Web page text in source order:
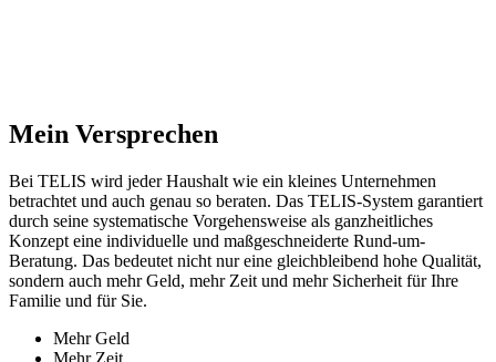
Mein Versprechen
Bei TELIS wird jeder Haushalt wie ein kleines Unternehmen
betrachtet und auch genau so beraten. Das TELIS-System garantiert
durch seine systematische Vorgehensweise als ganzheitliches
Konzept eine individuelle und maßgeschneiderte Rund-um-
Beratung. Das bedeutet nicht nur eine gleichbleibend hohe Qualität,
sondern auch mehr Geld, mehr Zeit und mehr Sicherheit für Ihre
Familie und für Sie.
Mehr Geld
Mehr Zeit